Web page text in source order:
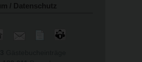
/ Datenschutz